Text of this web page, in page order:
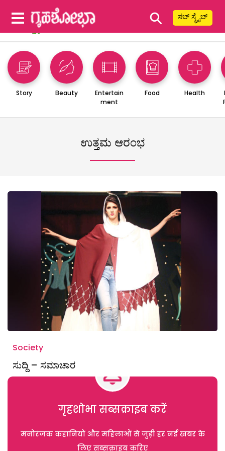
⚲ ಸಬ್ ಸ್ಕ್ರೈಬ್
Story Beauty
Entertain
ment
Food Health
ಉತ್ತಮ ಆರಂಭ
Society
ಸುದ್ದಿ – ಸಮಾಚಾರ
गृहशोभा सब्सक्राइब करें
मनोरंजक कहानियों और महिलाओं से जुड़ी हर नई खबर के
लिए सब्सक्राइब करिए